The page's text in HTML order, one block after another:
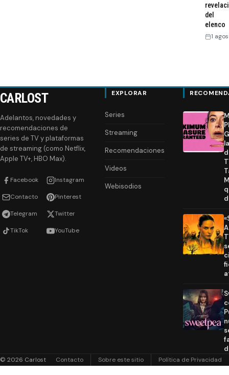
del
elenco
1
CARLOST
Adelantos, novedades y
recomendaciones de
series de TV y plataformas
de streaming (como Netflix,
Apple TV+, HBO Max).
Facebook Instagram
Contacto Pinterest
Telegram Twitter
TikTok YouTube
EXPLORAR
Series
Streaming
Recomendaciones
Videos
Webisodios
© 2026 Carlost Contacto Sobre este sitio Política de Privacidad